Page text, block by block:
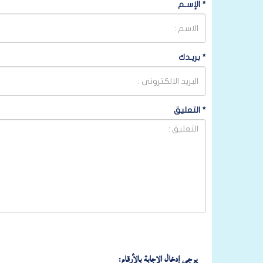
* الإسـم
* بريـدك
* التعليق
يرجى إدخال الإجابة بالأرقام: